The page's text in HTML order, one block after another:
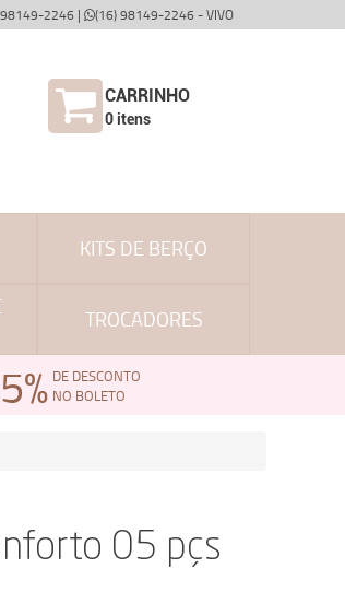
2246 | (16) 98149-2246 - VIVO
CARRINHO
0itens
KITS DE BERÇO
TROCADORES
5% DE DESCONTO
NO BOLETO
05 pçs